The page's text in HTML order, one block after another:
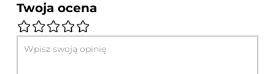
Twoja ocena